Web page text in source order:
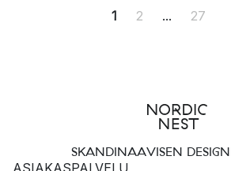
1 2 ... 27
SKANDINAAVISEN
ASIAKASPALVELU